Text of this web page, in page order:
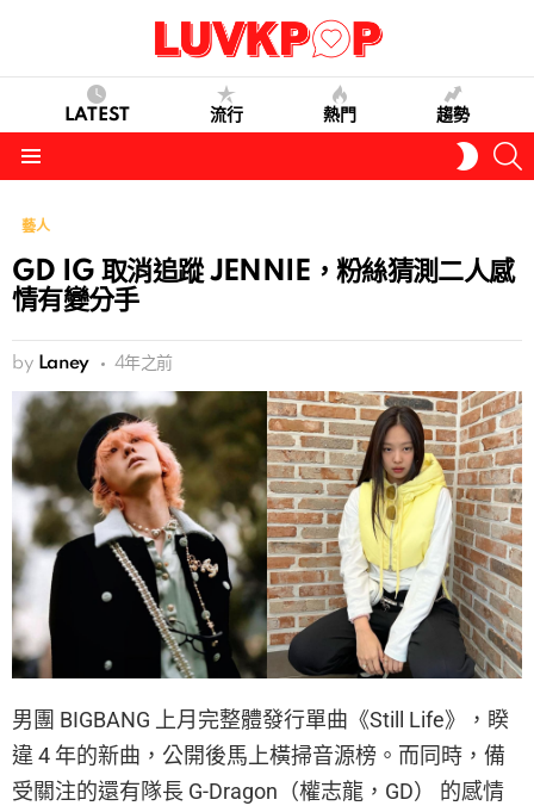
LATEST 流行 熱門 趨勢
SKIN
藝人
GD IG 取消追蹤 JENNIE，粉絲猜測二人感
情有變分手
by Laney 4年之前
男團 BIGBANG 上月完整體發行單曲《Still Life》，睽
違 4 年的新曲，公開後馬上橫掃音源榜。而同時，備
受關注的還有隊長 G-Dragon（權志龍，GD） 的感情